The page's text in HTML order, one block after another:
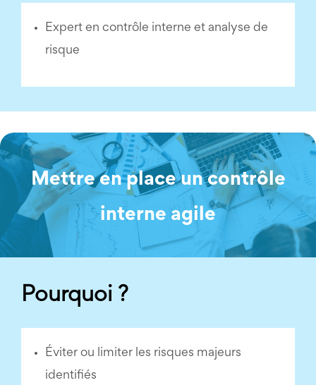
Expert en contrôle interne et analyse de
risque
Mettre en place un contrôle
interne agile
Pourquoi ?
Éviter ou limiter les risques majeurs
identifiés